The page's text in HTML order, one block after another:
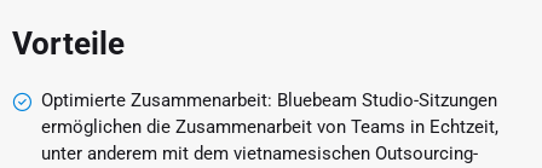
Vorteile
Optimierte Zusammenarbeit: Bluebeam Studio-Sitzungen
ermöglichen die Zusammenarbeit von Teams in Echtzeit,
unter anderem mit dem vietnamesischen Outsourcing-